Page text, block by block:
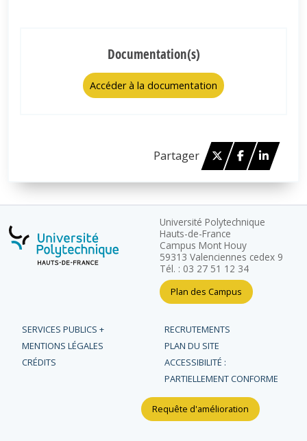
Partager TwitterFacebook
Linked
Documentation(s)
Accéder à la documentation
Université Polytechnique
Hauts-de-France
Campus Mont Houy
59313 Valenciennes cedex 9
Tél. : 03 27 51 12 34
Plan des Campus
SERVICES PUBLICS +
RECRUTEMENTS
MENTIONS LÉGALES
PLAN DU SITE
CRÉDITS
ACCESSIBILITÉ :
PARTIELLEMENT CONFORME
Requête d'amélioration